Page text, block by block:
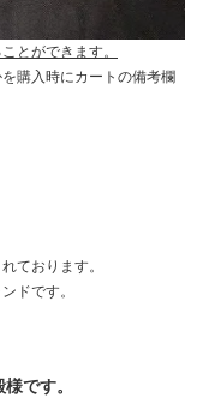
とができます。
購入時にカートの備考欄
ております。
ドです。
です。